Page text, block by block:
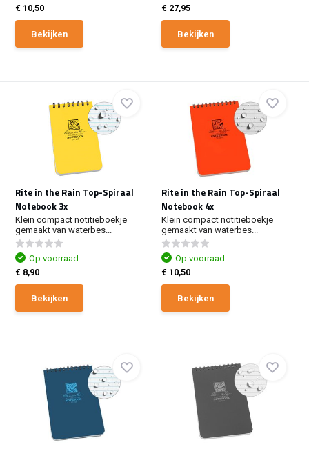
€ 10,50
Bekijken
€ 27,95
Bekijken
Rite in the Rain Top-Spiraal
Notebook 3x
Klein compact notitieboekje
gemaakt van waterbes...
Op voorraad
€ 8,90
Bekijken
Rite in the Rain Top-Spiraal
Notebook 4x
Klein compact notitieboekje
gemaakt van waterbes...
Op voorraad
€ 10,50
Bekijken